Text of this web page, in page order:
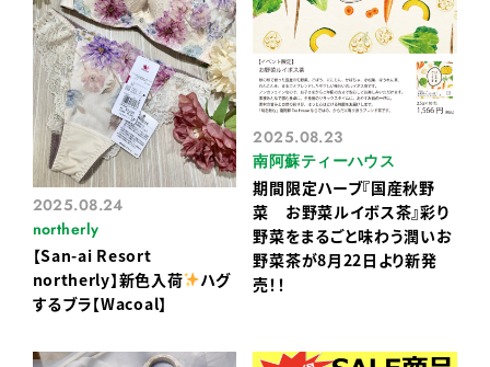
2025.08.24
northerly
【San-ai Resort
northerly】新色入荷
ハグ
するブラ【Wacoal】
2025.08.23
南阿蘇ティーハウス
期間限定ハーブ『国産秋野
菜 お野菜ルイボス茶』彩り
野菜をまるごと味わう潤いお
野菜茶が8月22日より新発
売！！